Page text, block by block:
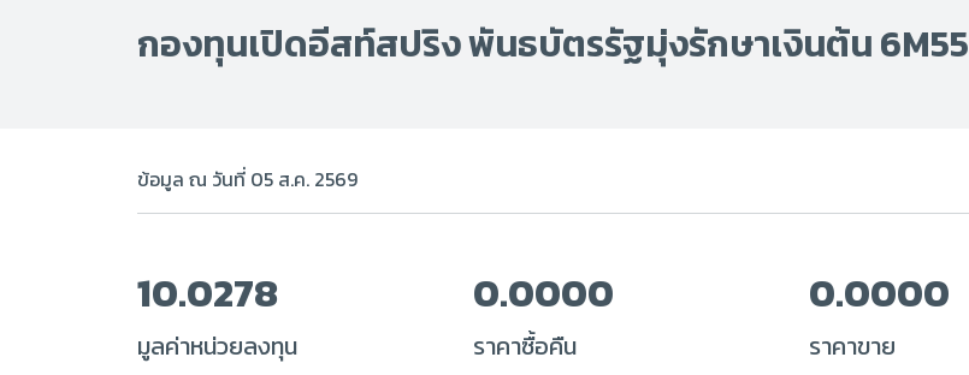
กองทุนเปิดอีสท์สปริง พันธบัตรรัฐมุ่งรักษาเงินต้น 6M55
ข้อมูล ณ วันที่ 05 ส.ค. 2569
10.0278
มูลค่าหน่วยลงทุน
0.0000
ราคาซื้อคืน
0.0000
ราคาขาย